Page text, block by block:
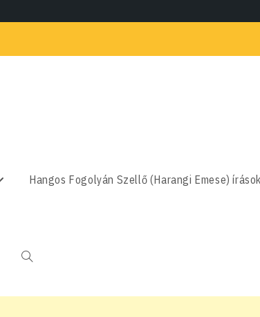
Hangos Fogolyán Szellő (Harangi Emese) írások
Toggle